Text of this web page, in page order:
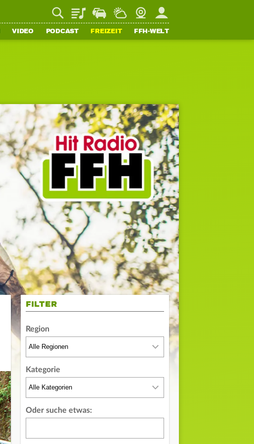
PlaylistStaupilotWetterWebcamMein FFH
VIDEO PODCAST FREIZEIT FFH-WELT
FILTER
Region
Kategorie
Oder suche etwas: